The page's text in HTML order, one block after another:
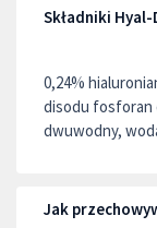
Składniki
0,24%
disodu
dwuwodny,
Jak